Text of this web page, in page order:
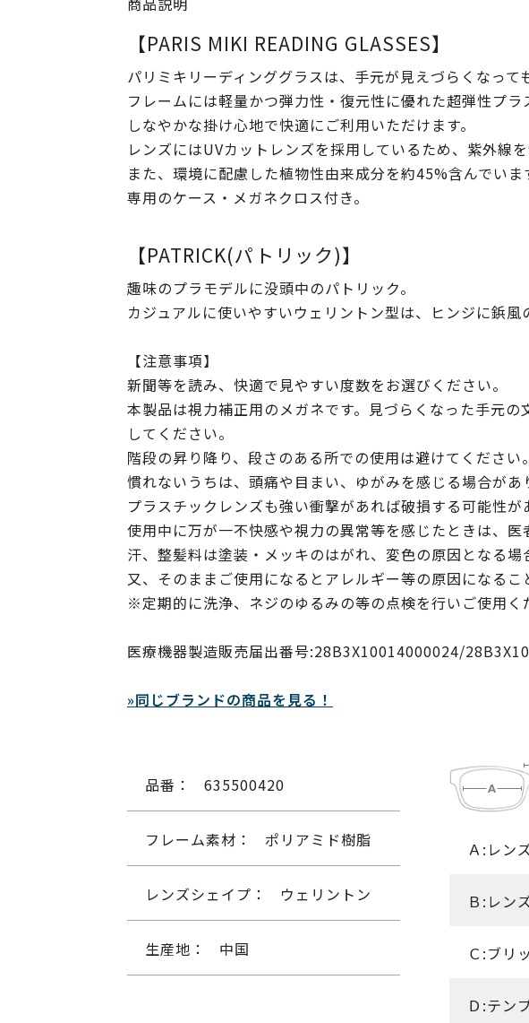
【PARIS MIKI READING GLASSES】
パリミキリーディンググラスは、手元が見えづらくなっ
フレームには軽量かつ弾力性・復元性に優れた超弾性プラ
しなやかな掛け心地で快適にご利用いただけます。
レンズにはUVカットレンズを採用しているため、紫外線
また、環境に配慮した植物性由来成分を約45%含んでいま
専用のケース・メガネクロス付き。
【PATRICK(パトリック)】
趣味のプラモデルに没頭中のパトリック。
カジュアルに使いやすいウェリントン型は、ヒンジに鋲
【注意事項】
新聞等を読み、快適で見やすい度数をお選びください。
本製品は視力補正用のメガネです。見づらくなった手元
してください。
階段の昇り降り、段さのある所での使用は避けてください。
慣れないうちは、頭痛や目まい、ゆがみを感じる場合があ
プラスチックレンズも強い衝撃があれば破損する可能性が
使用中に万が一不快感や視力の異常等を感じたときは、医
汗、整髪料は塗装・メッキのはがれ、変色の原因となる場
又、そのままご使用になるとアレルギー等の原因になるこ
※定期的に洗浄、ネジのゆるみの等の点検を行いご使用く
医療機器製造販売届出番号:28B3X10014000024/
»同じブランドの商品を見る！
品番： 635500420
フレーム素材： ポリアミド樹脂
レンズシェイプ： ウェリントン
生産地： 中国
Ａ:レン
Ｂ:レン
Ｃ:ブリ
Ｄ:テン